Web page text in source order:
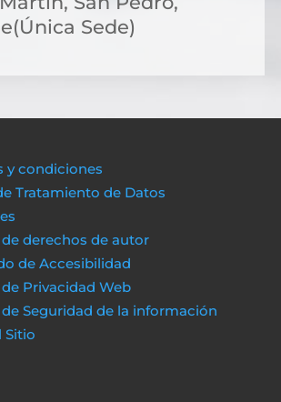
Sede)
y condiciones
Tratamiento de Datos
derechos de autor
de Accesibilidad
Privacidad Web
Seguridad de la información
Sitio